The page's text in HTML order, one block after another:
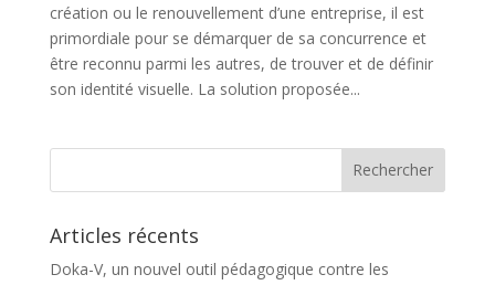
création ou le renouvellement d’une entreprise, il est
primordiale pour se démarquer de sa concurrence et
être reconnu parmi les autres, de trouver et de définir
son identité visuelle. La solution proposée...
Articles récents
Doka-V, un nouvel outil pédagogique contre les